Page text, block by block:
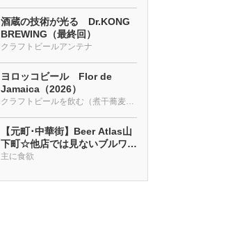
酒蔵の技術が光る Dr.KONG
BREWING（最終回）
クラフトビールアンテナ
ヨロッコビール Flor de
Jamaica（2026）
クラフトビールを飲む（煮干蕎麦も・・・）
【元町･中華街】Beer Atlas山
下町☆他店では見ないブルワリ
ー多め
主に食欲